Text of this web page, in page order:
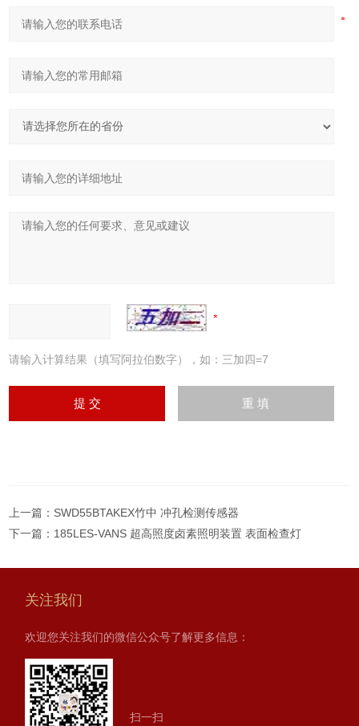
请输入计算结果（填写阿拉伯数字），如：三加四=7
上一篇： SWD55BTAKEX竹中 冲孔检测传感器
下一篇： 185LES-VANS 超高照度卤素照明装置 表面检查灯
关注我们
欢迎您关注我们的微信公众号了解更多信息：
扫一扫